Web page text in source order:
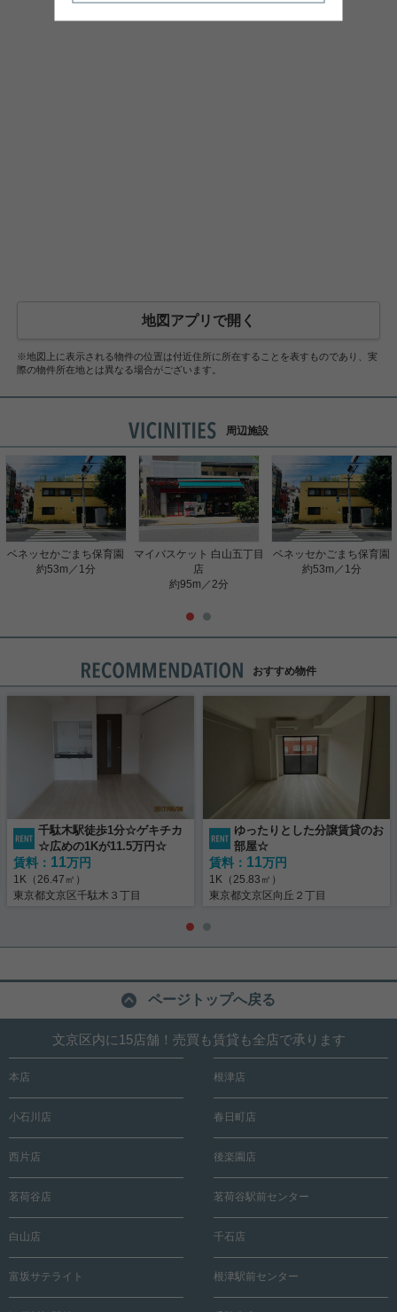
地図アプリで開く
※地図上に表示される物件の位置は付近住所に所在することを表すものであり、実
際の物件所在地とは異なる場合がございます。
周辺施設
ベネッセかごまち保育園
約53m／1分
マイバスケット 白山五丁目
店
約95m／2分
ベネッセかごまち保育園
約53m／1分
おすすめ物件
千駄木駅徒歩1分☆ゲキチカ
☆広めの1Kが11.5万円☆
賃料： 11万円
1K（26.47㎡）
東京都文京区千駄木３丁目
ゆったりとした分譲賃貸のお
部屋☆
賃料： 11万円
1K（25.83㎡）
東京都文京区向丘２丁目
ページトップへ戻る
文京区内に15店舗！売買も賃貸も全店で承ります
本店 根津店
小石川店 春日町店
西片店 後楽園店
茗荷谷店 茗荷谷駅前センター
白山店 千石店
富坂サテライト 根津駅前センター